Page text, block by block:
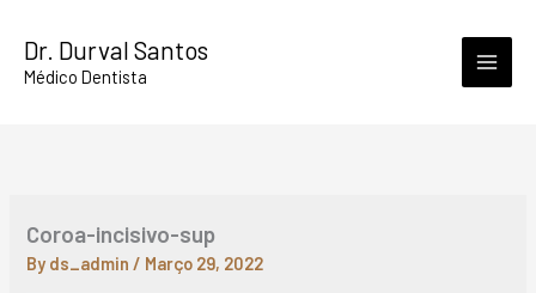
content
Dr. Durval Santos
Médico Dentista
Coroa-incisivo-sup
By ds_admin/ Março 29, 2022